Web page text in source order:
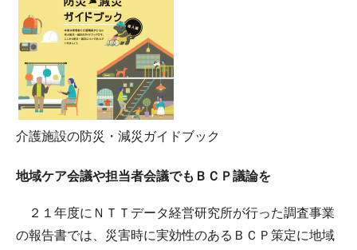
介護施設の防災・減災ガイドブック
地域ケア会議や担当者会議でもＢＣＰ議論を
２１年度にＮＴＴデータ経営研究所が行った調査事業
の報告書では、災害時に実効性のあるＢＣＰ策定に地域